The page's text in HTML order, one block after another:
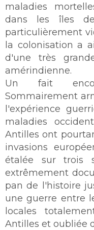
maladies
dans les îles
particulièrement
la colonisation a
d'une très
amérindienne.
Un fait
Sommairement
l'expérience
maladies
Antilles ont
invasions
étalée sur trois
extrêmement
pan de l'histoire
une guerre entre
locales
Antilles et oubliée